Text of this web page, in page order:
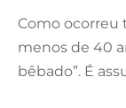
Como ocorreu
menos de 40
bêbado”. É